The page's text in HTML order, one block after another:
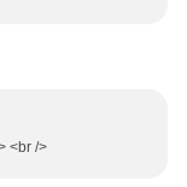
<br />